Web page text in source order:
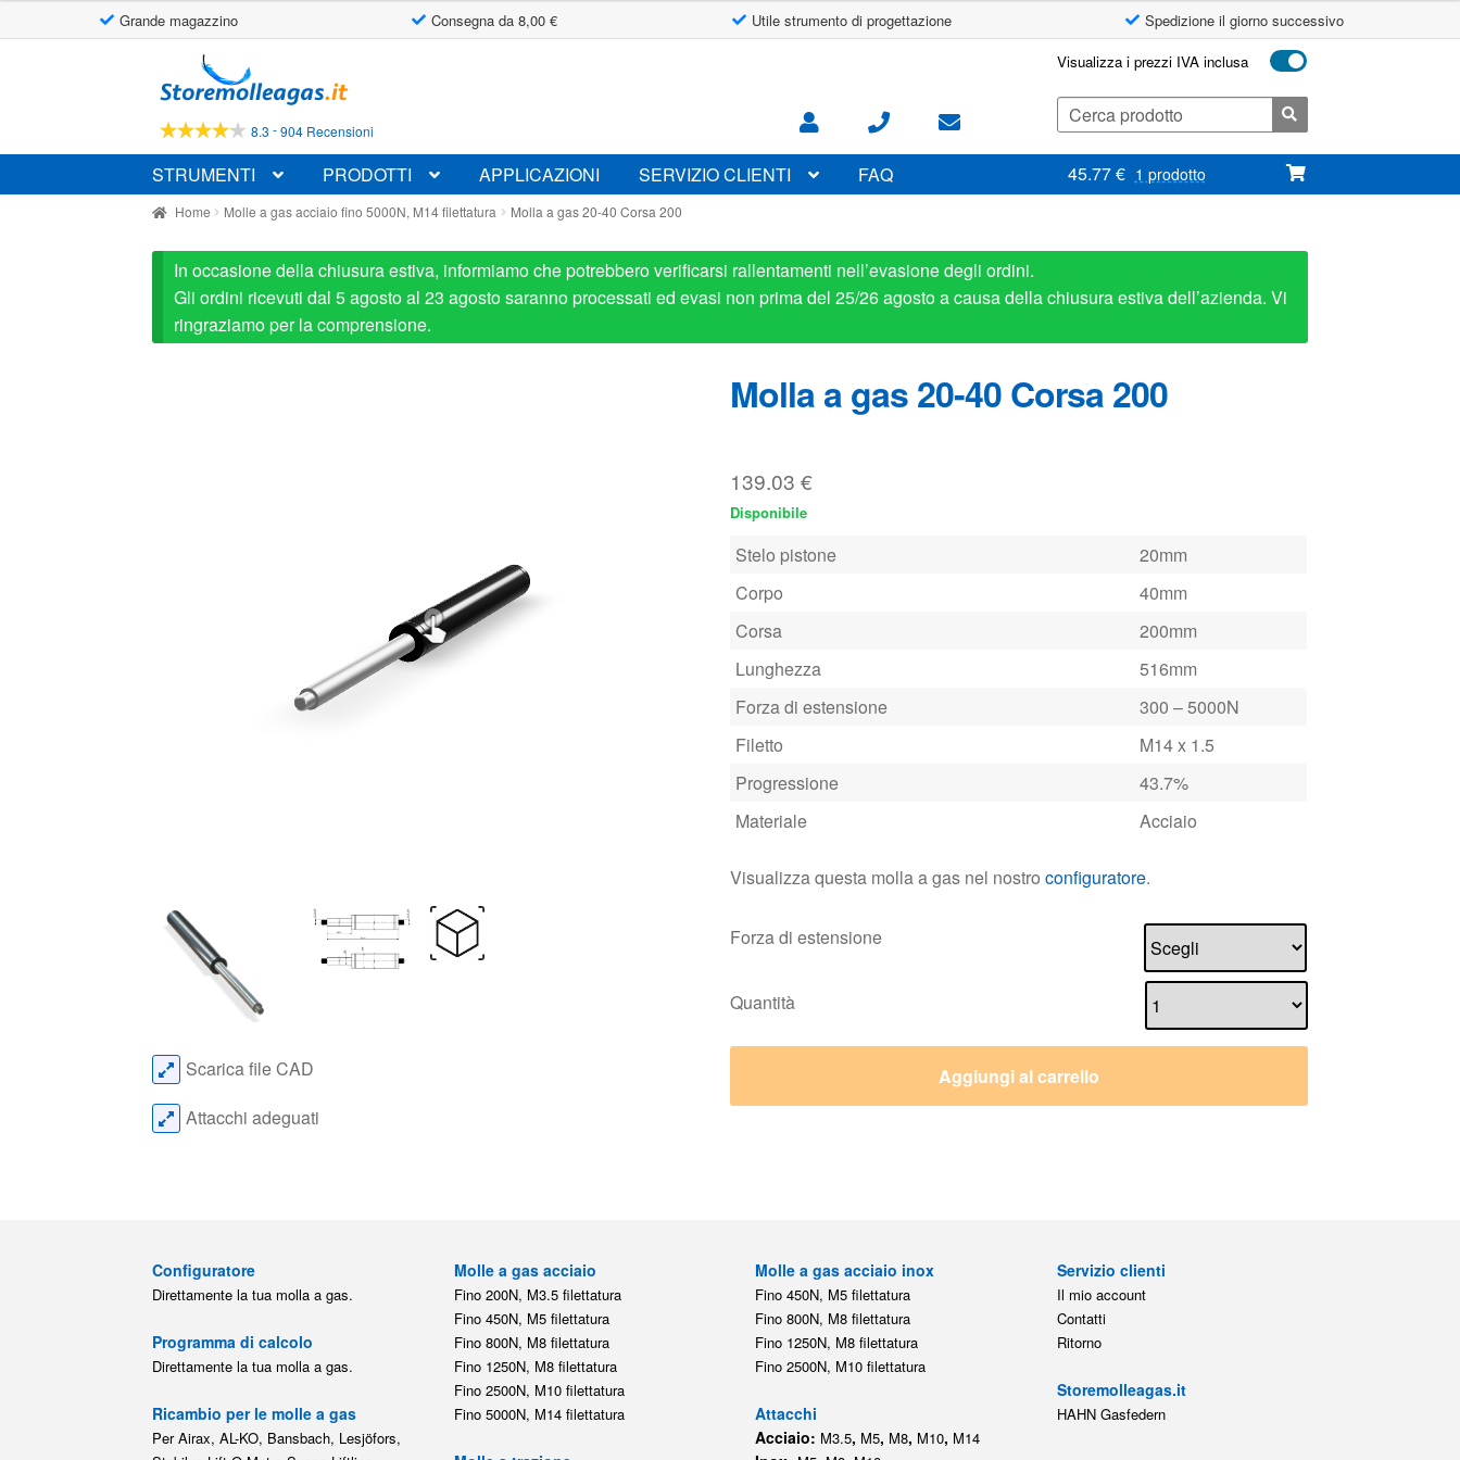
Grande magazzino Consegna da 8,00 € Utile strumento di progettazione Spedizione il giorno successivo
alla
navigazione
al
contenuto
8.3 -904 Recensioni
Visualizza i prezzi IVA inclusa
Cerca:
STRUMENTI PRODOTTI APPLICAZIONI SERVIZIO CLIENTI FAQ 45.77€ 1 prodotto
Home Molle a gas acciaio fino 5000N, M14 filettatura Molla a gas 20-40 Corsa 200
In occasione della chiusura estiva, informiamo che potrebbero verificarsi rallentamenti nell’evasione degli ordini.
Gli ordini ricevuti dal 5 agosto al 23 agosto saranno processati ed evasi non prima del 25/26 agosto a causa della chiusura estiva dell’azienda. Vi
ringraziamo per la comprensione.
Molla a gas 20-40 Corsa 200
139.03 €
Disponibile
Stelo pistone
20mm
Corpo
40mm
Corsa
200mm
Lunghezza
516mm
Forza di estensione
300 – 5000N
Filetto
M14 x 1.5
Progressione
43.7%
Materiale
Acciaio
Visualizza questa molla a gas nel nostro configuratore.
Forza di estensione
Quantità
Aggiungi al carrello
Scarica file CAD
Attacchi adeguati
Configuratore
Direttamente la tua molla a gas.
Programma di calcolo
Direttamente la tua molla a gas.
Ricambio per le molle a gas
Per Airax, AL-KO, Bansbach, Lesjöfors,
Molle a gas acciaio
Fino 200N, M3.5 filettatura
Fino 450N, M5 filettatura
Fino 800N, M8 filettatura
Fino 1250N, M8 filettatura
Fino 2500N, M10 filettatura
Fino 5000N, M14 filettatura
Molle a gas acciaio inox
Fino 450N, M5 filettatura
Fino 800N, M8 filettatura
Fino 1250N, M8 filettatura
Fino 2500N, M10 filettatura
Attacchi
Acciaio: M3.5, M5, M8, M10, M14
Servizio clienti
Il mio account
Contatti
Ritorno
Storemolleagas.it
HAHN Gasfedern